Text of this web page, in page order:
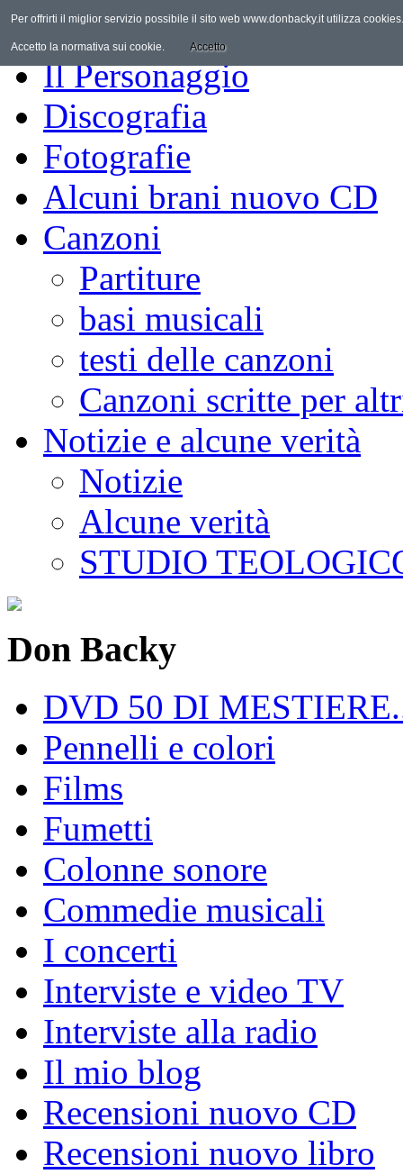
Home
Il Personaggio
Discografia
Fotografie
Alcuni brani nuovo CD
Canzoni
Partiture
basi musicali
testi delle canzoni
Canzoni scritte per
Notizie e alcune verità
Notizie
Alcune verità
STUDIO
Don Backy
DVD 50 DI
Pennelli e colori
Films
Fumetti
Colonne sonore
Commedie musicali
I concerti
Interviste e video TV
Interviste alla radio
Il mio blog
Recensioni nuovo CD
Recensioni nuovo libro
Per offrirti il miglior servizio possibile il sito web www.donbacky.it utilizza
Accetto la normativa sui cookie. Accetto